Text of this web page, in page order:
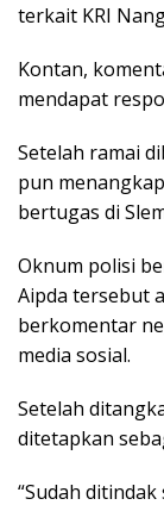
terkait KRI
Kontan,
mendapat
Setelah ramai
pun
bertugas di
Oknum polisi
Aipda tersebut
berkomentar
media sosial.
Setelah
ditetapkan
“Sudah